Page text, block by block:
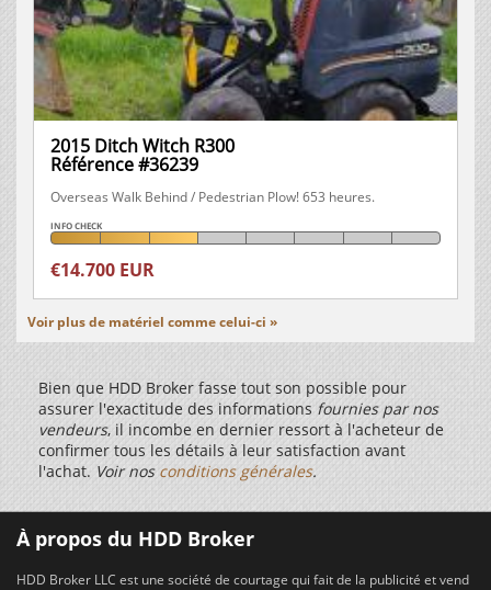
2015 Ditch Witch R300
Référence #36239
Overseas Walk Behind / Pedestrian Plow! 653 heures.
INFO CHECK
€14.700 EUR
Voir plus de matériel comme celui-ci »
Bien que HDD Broker fasse tout son possible pour
assurer l'exactitude des informations fournies par nos
vendeurs, il incombe en dernier ressort à l'acheteur de
confirmer tous les détails à leur satisfaction avant
l'achat. Voir nos conditions générales.
À propos du HDD Broker
HDD Broker LLC est une société de courtage qui fait de la publicité et vend